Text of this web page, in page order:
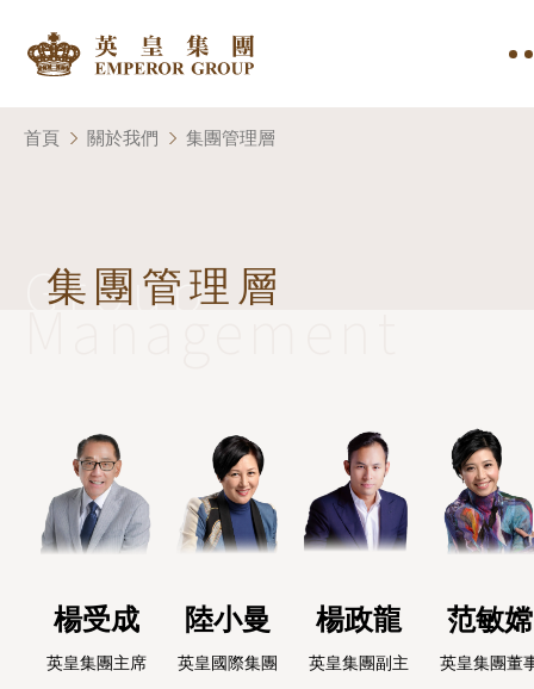
首頁 關於我們 集團管理層
集團管理層
Group
Management
楊受成
英皇集團主席
陸小曼
英皇國際集團
楊政龍
英皇集團副主
范敏嫦
英皇集團董